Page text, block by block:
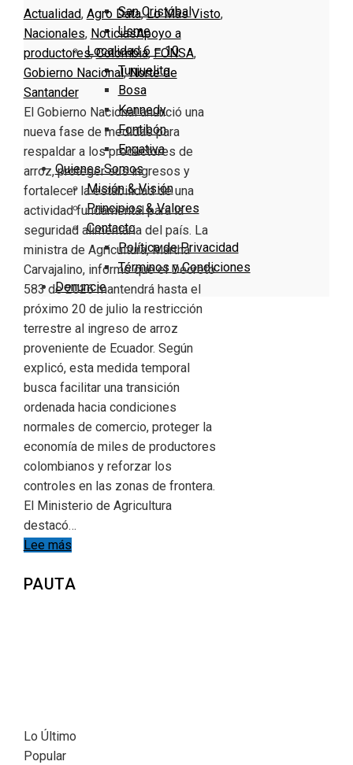
San Cristóbal
Usme
Localidad 6 – 10
Tunjuelito
Bosa
Kennedy
Fontibón
Engativa
Quienes Somos
Misión & Visión
Principios & Valores
Contacto
Política de Privacidad
Términos y Condiciones
Denuncie
Actualidad, Agro Data,Lo Más Visto,
Nacionales, NoticiasApoyo a
productores,Colombia,FONSA,
Gobierno Nacional,Norte de
Santander
El Gobierno Nacional anunció una
nueva fase de medidas para
respaldar a los productores de
arroz, proteger sus ingresos y
fortalecer la estabilidad de una
actividad fundamental para la
seguridad alimentaria del país. La
ministra de Agricultura, Martha
Carvajalino, informó que el Decreto
583 de 2026 mantendrá hasta el
próximo 20 de julio la restricción
terrestre al ingreso de arroz
proveniente de Ecuador. Según
explicó, esta medida temporal
busca facilitar una transición
ordenada hacia condiciones
normales de comercio, proteger la
economía de miles de productores
colombianos y reforzar los
controles en las zonas de frontera.
El Ministerio de Agricultura
destacó…
Lee más
PAUTA
Lo Último
Popular